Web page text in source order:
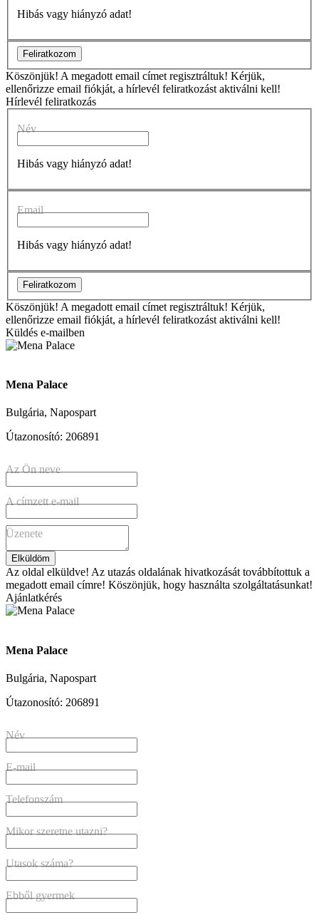
Hibás vagy hiányzó adat!
Feliratkozom
Köszönjük! A megadott email címet regisztráltuk! Kérjük,
ellenőrizze email fiókját, a hírlevél feliratkozást aktiválni kell!
Hírlevél feliratkozás
Név
Hibás vagy hiányzó adat!
Email
Hibás vagy hiányzó adat!
Feliratkozom
Köszönjük! A megadott email címet regisztráltuk! Kérjük,
ellenőrizze email fiókját, a hírlevél feliratkozást aktiválni kell!
Küldés e-mailben
Mena Palace
Bulgária, Napospart
Útazonosító: 206891
Az Ön neve
A címzett e-mail
Üzenete
Elküldöm
Az oldal elküldve! Az utazás oldalának hivatkozását továbbítottuk a
megadott email címre! Köszönjük, hogy használta szolgáltatásunkat!
Ajánlatkérés
Mena Palace
Bulgária, Napospart
Útazonosító: 206891
Név
E-mail
Telefonszám
Mikor szeretne utazni?
Utasok száma?
Ebből gyermek